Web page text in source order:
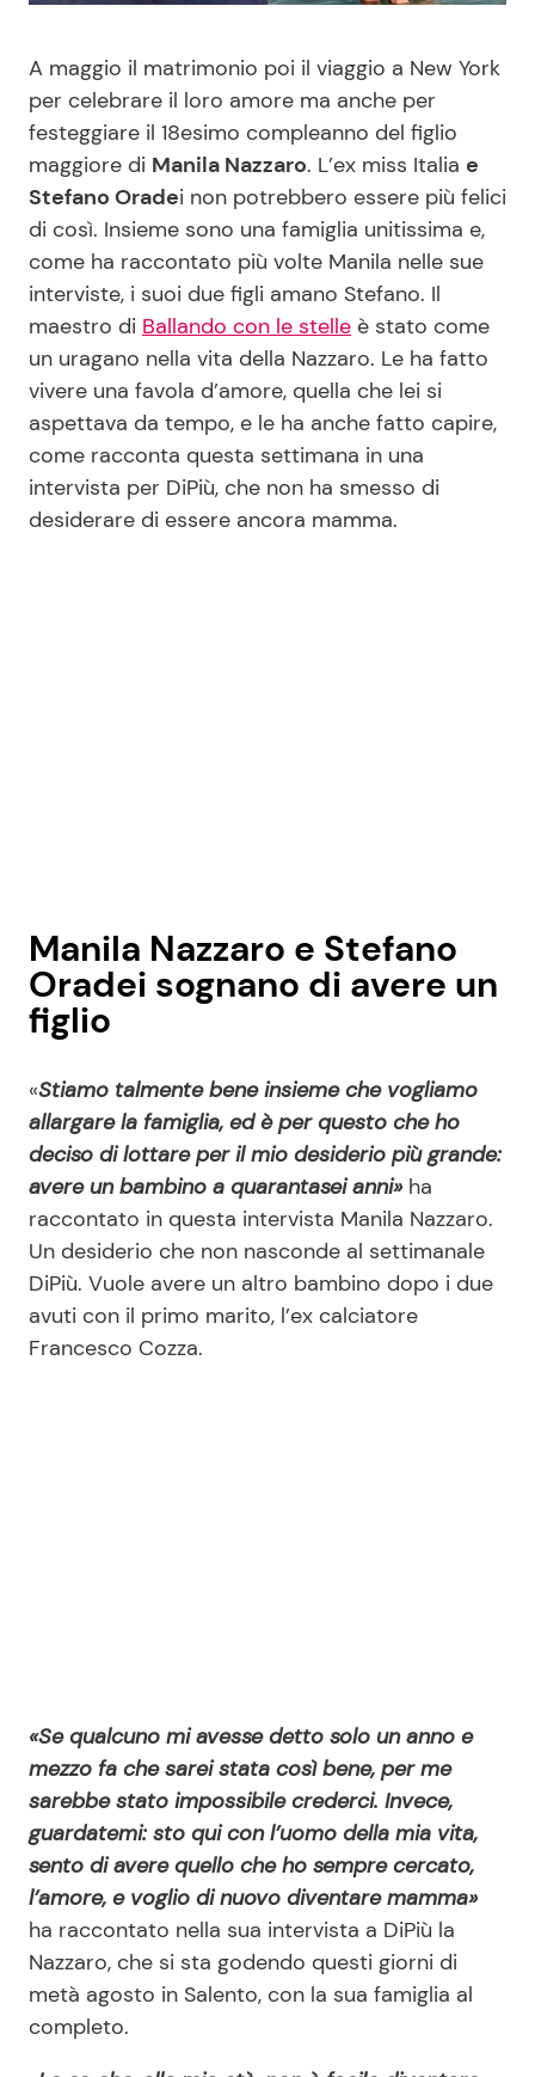
Moda e Style
Mondo Mamma
News benessere
Salute
Viaggi e Turismo
Festività
Dolci
Le Ricette in TV
Primi Piatti
Ricette Facili e Veloci
Ricette Feste
Ricette per Bambini
Privacy Policy
A maggio il matrimonio poi il viaggio a New York
per celebrare il loro amore ma anche per
festeggiare il 18esimo compleanno del figlio
maggiore di Manila Nazzaro. L’ex miss Italia e
Stefano Oradei non potrebbero essere più felici
di così. Insieme sono una famiglia unitissima e,
come ha raccontato più volte Manila nelle sue
interviste, i suoi due figli amano Stefano. Il
maestro di Ballando con le stelle è stato come
un uragano nella vita della Nazzaro. Le ha fatto
vivere una favola d’amore, quella che lei si
aspettava da tempo, e le ha anche fatto capire,
come racconta questa settimana in una
intervista per DiPiù, che non ha smesso di
desiderare di essere ancora mamma.
Manila Nazzaro e Stefano
Oradei sognano di avere un
figlio
«Stiamo talmente bene insieme che vogliamo
allargare la famiglia, ed è per questo che ho
deciso di lottare per il mio desiderio più grande:
avere un bambino a quarantasei anni»ha
raccontato in questa intervista Manila Nazzaro.
Un desiderio che non nasconde al settimanale
DiPiù. Vuole avere un altro bambino dopo i due
avuti con il primo marito, l’ex calciatore
Francesco Cozza.
«Se qualcuno mi avesse detto solo un anno e
mezzo fa che sarei stata così bene, per me
sarebbe stato impossibile crederci. Invece,
guardatemi: sto qui con l’uomo della mia vita,
sento di avere quello che ho sempre cercato,
l’amore, e voglio di nuovo diventare mamma»
ha raccontato nella sua intervista a DiPiù la
Nazzaro, che si sta godendo questi giorni di
metà agosto in Salento, con la sua famiglia al
completo.